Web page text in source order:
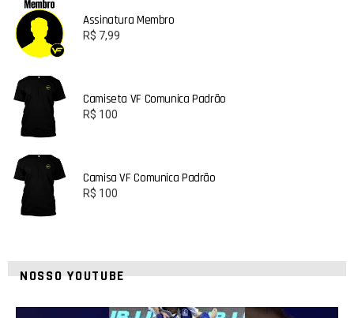
Assinatura Membro
R$ 7,99
Camiseta VF Comunica Padrão
R$ 100
Camisa VF Comunica Padrão
R$ 100
NOSSO YOUTUBE